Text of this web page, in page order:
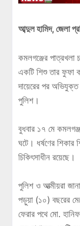
আব্দুল হামিদ, জেলা
কমলগঞ্জের পাত্রখলা
একটি শিশু তার ফুফা
দায়েরের পর
পুলিশ।
বুধবার ১৭ মে
ঘটে। ধর্ষণের শিকার
চিকিৎসাধীন রয়েছে।
পুলিশ ও আত্মীয়রা
পড়ুয়া (১০) বছরের
ফেরার পথে মো.